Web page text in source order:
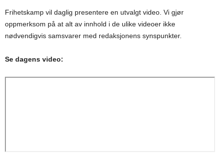
Frihetskamp vil daglig presentere en utvalgt video. Vi gjør
oppmerksom på at alt av innhold i de ulike videoer ikke
nødvendigvis samsvarer med redaksjonens synspunkter.
Se dagens video: